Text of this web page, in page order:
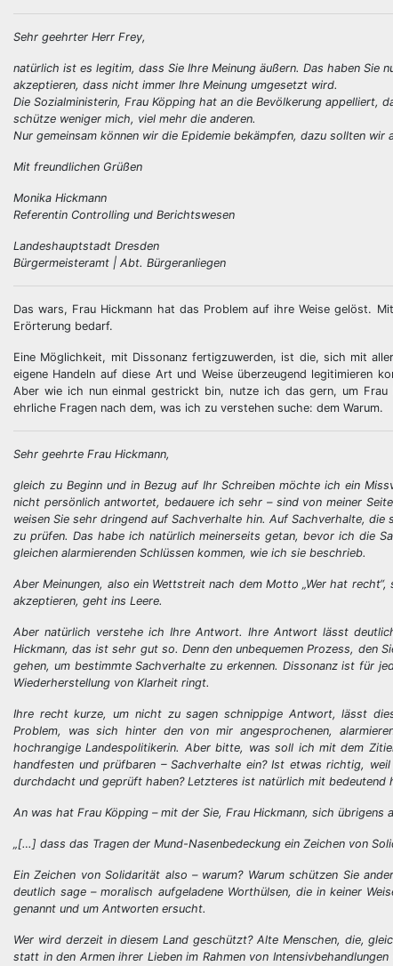
Sehr geehrter Herr Frey,
natürlich ist es legitim, dass Sie Ihre Meinung äußern. Das haben Sie
akzeptieren, dass nicht immer Ihre Meinung umgesetzt wird.
Die Sozialministerin, Frau Köpping hat an die Bevölkerung appelliert,
schütze weniger mich, viel mehr die anderen.
Nur gemeinsam können wir die Epidemie bekämpfen, dazu sollten wir
Mit freundlichen Grüßen
Monika Hickmann
Referentin Controlling und Berichtswesen
Landeshauptstadt Dresden
Bürgermeisteramt | Abt. Bürgeranliegen
Das wars, Frau Hickmann hat das Problem auf ihre Weise gelöst.
Erörterung bedarf.
Eine Möglichkeit, mit Dissonanz fertigzuwerden, ist die, sich mit
eigene Handeln auf diese Art und Weise überzeugend legitimieren
Aber wie ich nun einmal gestrickt bin, nutze ich das gern, um Frau
ehrliche Fragen nach dem, was ich zu verstehen suche: dem Warum.
Sehr geehrte Frau Hickmann,
gleich zu Beginn und in Bezug auf Ihr Schreiben möchte ich ein
nicht persönlich antwortet, bedauere ich sehr – sind von meiner
weisen Sie sehr dringend auf Sachverhalte hin. Auf Sachverhalte,
zu prüfen. Das habe ich natürlich meinerseits getan, bevor ich die
gleichen alarmierenden Schlüssen kommen, wie ich sie beschrieb.
Aber Meinungen, also ein Wettstreit nach dem Motto „Wer hat
akzeptieren, geht ins Leere.
Aber natürlich verstehe ich Ihre Antwort. Ihre Antwort lässt
Hickmann, das ist sehr gut so. Denn den unbequemen Prozess, den
gehen, um bestimmte Sachverhalte zu erkennen. Dissonanz ist für
Wiederherstellung von Klarheit ringt.
Ihre recht kurze, um nicht zu sagen schnippige Antwort, lässt
Problem, was sich hinter den von mir angesprochenen,
hochrangige Landespolitikerin. Aber bitte, was soll ich mit dem
handfesten und prüfbaren – Sachverhalte ein? Ist etwas richtig,
durchdacht und geprüft haben? Letzteres ist natürlich mit bedeutend
An was hat Frau Köpping – mit der Sie, Frau Hickmann, sich
„[…] dass das Tragen der Mund-Nasenbedeckung ein Zeichen von
Ein Zeichen von Solidarität also – warum? Warum schützen Sie
deutlich sage – moralisch aufgeladene Worthülsen, die in keiner
genannt und um Antworten ersucht.
Wer wird derzeit in diesem Land geschützt? Alte Menschen, die,
statt in den Armen ihrer Lieben im Rahmen von